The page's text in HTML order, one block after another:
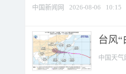
中国新闻网 2026-08-06 10:15
台风
中国天气